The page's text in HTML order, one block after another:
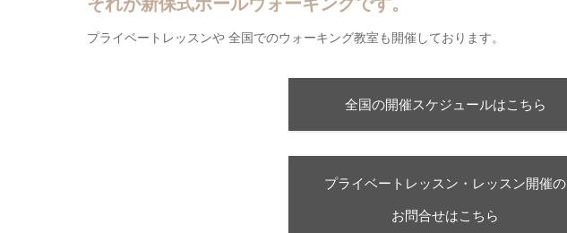
プライベートレッスンや 全国でのウォーキング教室も開催しております。
全国の開催スケジュールはこちら
プライベートレッスン・レッスン開催の
お問合せはこちら